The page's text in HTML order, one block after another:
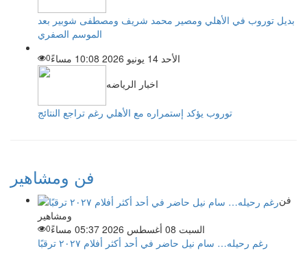
بديل توروب في الأهلي ومصير محمد شريف ومصطفى شوبير بعد
الموسم الصفري
الأحد 14 يونيو 2026 10:08 مساءً
0
اخبار الرياضه
توروب يؤكد إستمراره مع الأهلي رغم تراجع النتائج
فن ومشاهير
فن
ومشاهير
السبت 08 أغسطس 2026 05:37 مساءً
0
رغم رحيله… سام نيل حاضر في أحد أكثر أفلام ٢٠٢٧ ترقبًا